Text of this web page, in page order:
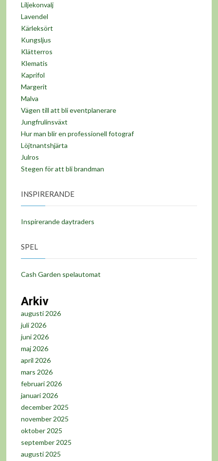
Liljekonvalj
Lavendel
Kärleksört
Kungsljus
Klätterros
Klematis
Kaprifol
Margerit
Malva
Vägen till att bli eventplanerare
Jungfrulinsväxt
Hur man blir en professionell fotograf
Löjtnantshjärta
Julros
Stegen för att bli brandman
INSPIRERANDE
Inspirerande daytraders
SPEL
Cash Garden spelautomat
Arkiv
augusti 2026
juli 2026
juni 2026
maj 2026
april 2026
mars 2026
februari 2026
januari 2026
december 2025
november 2025
oktober 2025
september 2025
augusti 2025